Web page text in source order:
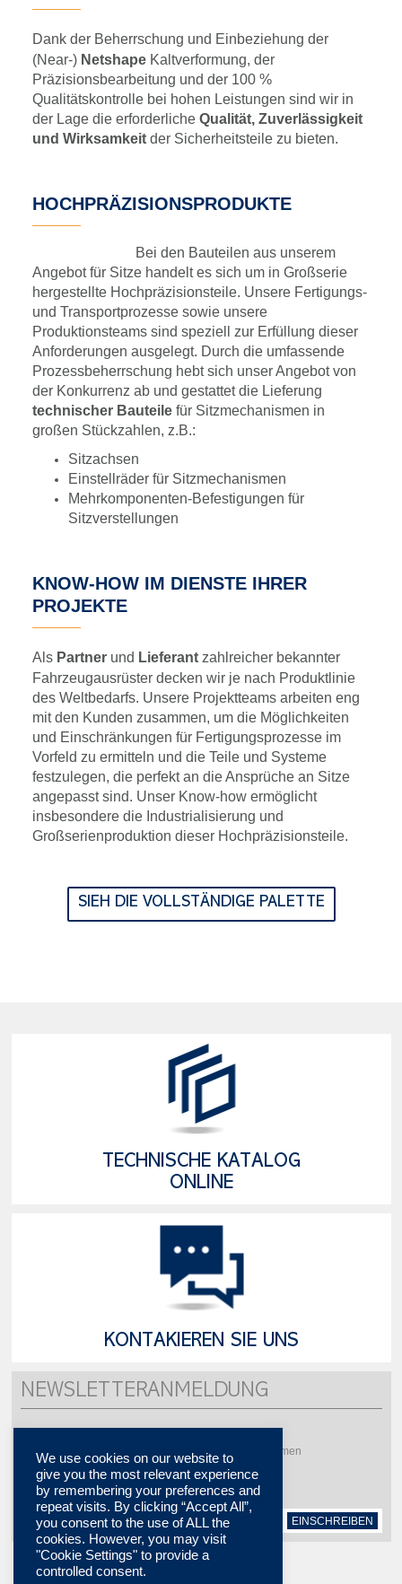
Dank der Beherrschung und Einbeziehung der
(Near-) Netshape Kaltverformung, der
Präzisionsbearbeitung und der 100 %
Qualitätskontrolle bei hohen Leistungen sind wir in
der Lage die erforderliche Qualität, Zuverlässigkeit
und Wirksamkeit der Sicherheitsteile zu bieten.
HOCHPRÄZISIONSPRODUKTE
Bei den Bauteilen aus unserem
Angebot für Sitze handelt es sich um in Großserie
hergestellte Hochpräzisionsteile. Unsere Fertigungs-
und Transportprozesse sowie unsere
Produktionsteams sind speziell zur Erfüllung dieser
Anforderungen ausgelegt. Durch die umfassende
Prozessbeherrschung hebt sich unser Angebot von
der Konkurrenz ab und gestattet die Lieferung
technischer Bauteile für Sitzmechanismen in
großen Stückzahlen, z.B.:
Sitzachsen
Einstellräder für Sitzmechanismen
Mehrkomponenten-Befestigungen für
Sitzverstellungen
KNOW-HOW IM DIENSTE IHRER
PROJEKTE
Als Partner und Lieferant zahlreicher bekannter
Fahrzeugausrüster decken wir je nach Produktlinie
des Weltbedarfs. Unsere Projektteams arbeiten eng
mit den Kunden zusammen, um die Möglichkeiten
und Einschränkungen für Fertigungsprozesse im
Vorfeld zu ermitteln und die Teile und Systeme
festzulegen, die perfekt an die Ansprüche an Sitze
angepasst sind. Unser Know-how ermöglicht
insbesondere die Industrialisierung und
Großserienproduktion dieser Hochpräzisionsteile.
SIEH DIE VOLLSTÄNDIGE PALETTE
TECHNISCHE KATALOG
ONLINE
KONTAKIEREN SIE UNS
NEWSLETTERANMELDUNG
Bitte abonnieren Sie um unsere Newsletter zu bekommen
EINSCHREIBEN
We use cookies on our website to
give you the most relevant experience
by remembering your preferences and
repeat visits. By clicking “Accept All”,
you consent to the use of ALL the
cookies. However, you may visit
"Cookie Settings" to provide a
controlled consent.